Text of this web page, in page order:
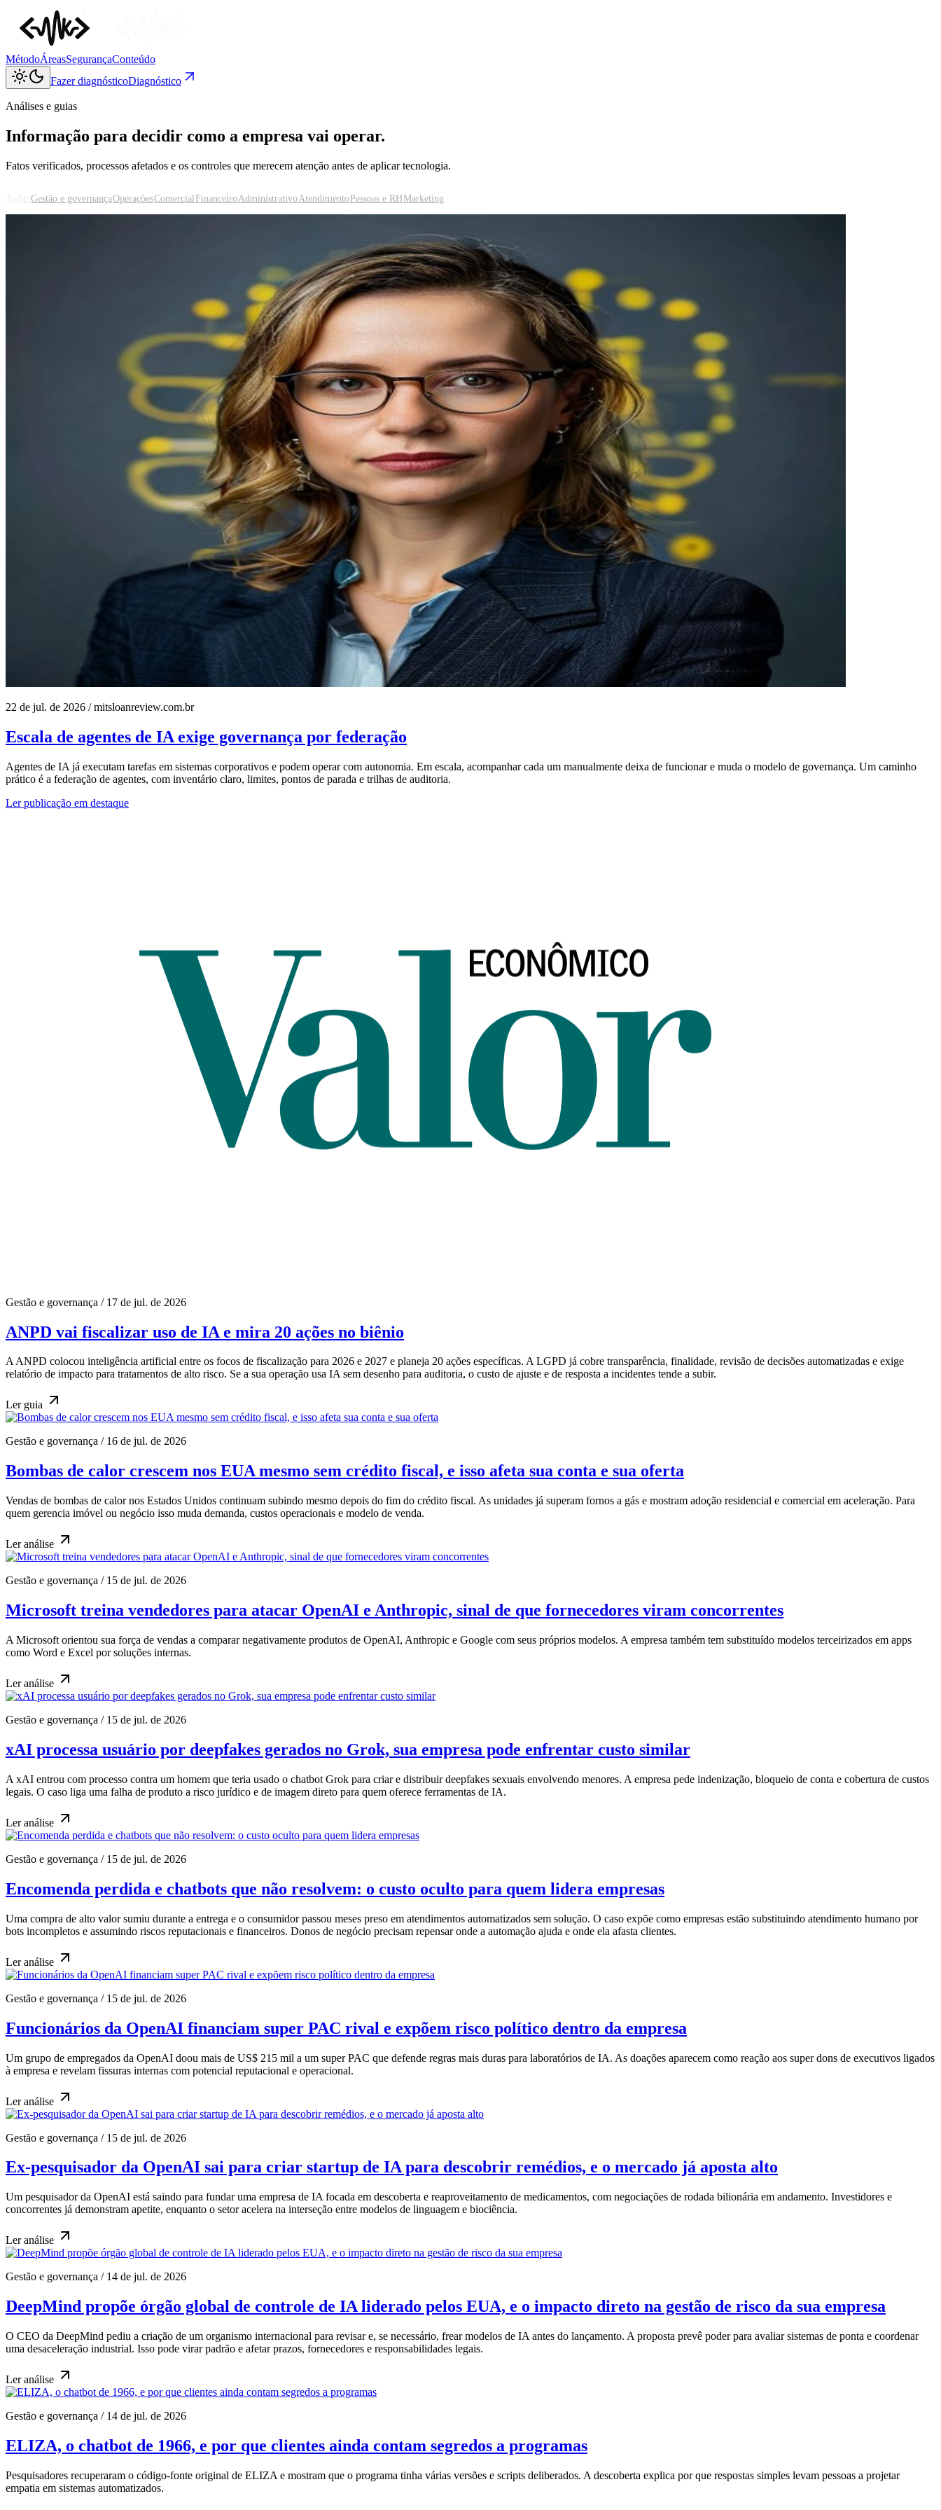
MétodoÁreasSegurançaConteúdo
Fazer diagnósticoDiagnóstico
Análises e guias
Informação para decidir como a empresa vai operar.
Fatos verificados, processos afetados e os controles que merecem atenção antes de aplicar tecnologia.
Gestão e governançaOperaçõesComercial FinanceiroAdministrativoAtendimentoPessoas e RHMarketing
22 de jul. de 2026 / mitsloanreview.com.br
Escala de agentes de IA exige governança por federação
Agentes de IA já executam tarefas em sistemas corporativos e podem operar com autonomia. Em escala, acompanhar cada um manualmente deixa de funcionar e muda o modelo de governança. Um caminho
prático é a federação de agentes, com inventário claro, limites, pontos de parada e trilhas de auditoria.
Ler publicação em destaque
Gestão e governança / 17 de jul. de 2026
ANPD vai fiscalizar uso de IA e mira 20 ações no biênio
A ANPD colocou inteligência artificial entre os focos de fiscalização para 2026 e 2027 e planeja 20 ações específicas. A LGPD já cobre transparência, finalidade, revisão de decisões automatizadas e exige
relatório de impacto para tratamentos de alto risco. Se a sua operação usa IA sem desenho para auditoria, o custo de ajuste e de resposta a incidentes tende a subir.
Ler guia
Gestão e governança / 16 de jul. de 2026
Bombas de calor crescem nos EUA mesmo sem crédito fiscal, e isso afeta sua conta e sua oferta
Vendas de bombas de calor nos Estados Unidos continuam subindo mesmo depois do fim do crédito fiscal. As unidades já superam fornos a gás e mostram adoção residencial e comercial em aceleração. Para
quem gerencia imóvel ou negócio isso muda demanda, custos operacionais e modelo de venda.
Leranálise
Gestão e governança / 15 de jul. de 2026
Microsoft treina vendedores para atacar OpenAI e Anthropic, sinal de que fornecedores viram concorrentes
A Microsoft orientou sua força de vendas a comparar negativamente produtos de OpenAI, Anthropic e Google com seus próprios modelos. A empresa também tem substituído modelos terceirizados em apps
como Word e Excel por soluções internas.
Leranálise
Gestão e governança / 15 de jul. de 2026
xAI processa usuário por deepfakes gerados no Grok, sua empresa pode enfrentar custo similar
A xAI entrou com processo contra um homem que teria usado o chatbot Grok para criar e distribuir deepfakes sexuais envolvendo menores. A empresa pede indenização, bloqueio de conta e cobertura de custos
legais. O caso liga uma falha de produto a risco jurídico e de imagem direto para quem oferece ferramentas de IA.
Leranálise
Gestão e governança / 15 de jul. de 2026
Encomenda perdida e chatbots que não resolvem: o custo oculto para quem lidera empresas
Uma compra de alto valor sumiu durante a entrega e o consumidor passou meses preso em atendimentos automatizados sem solução. O caso expõe como empresas estão substituindo atendimento humano por
bots incompletos e assumindo riscos reputacionais e financeiros. Donos de negócio precisam repensar onde a automação ajuda e onde ela afasta clientes.
Leranálise
Gestão e governança / 15 de jul. de 2026
Funcionários da OpenAI financiam super PAC rival e expõem risco político dentro da empresa
Um grupo de empregados da OpenAI doou mais de US$ 215 mil a um super PAC que defende regras mais duras para laboratórios de IA. As doações aparecem como reação aos super dons de executivos ligados
à empresa e revelam fissuras internas com potencial reputacional e operacional.
Leranálise
Gestão e governança / 15 de jul. de 2026
Ex-pesquisador da OpenAI sai para criar startup de IA para descobrir remédios, e o mercado já aposta alto
Um pesquisador da OpenAI está saindo para fundar uma empresa de IA focada em descoberta e reaproveitamento de medicamentos, com negociações de rodada bilionária em andamento. Investidores e
concorrentes já demonstram apetite, enquanto o setor acelera na interseção entre modelos de linguagem e biociência.
Leranálise
Gestão e governança / 14 de jul. de 2026
DeepMind propõe órgão global de controle de IA liderado pelos EUA, e o impacto direto na gestão de risco da sua empresa
O CEO da DeepMind pediu a criação de um organismo internacional para revisar e, se necessário, frear modelos de IA antes do lançamento. A proposta prevê poder para avaliar sistemas de ponta e coordenar
uma desaceleração industrial. Isso pode virar padrão e afetar prazos, fornecedores e responsabilidades legais.
Leranálise
Gestão e governança / 14 de jul. de 2026
ELIZA, o chatbot de 1966, e por que clientes ainda contam segredos a programas
Pesquisadores recuperaram o código-fonte original de ELIZA e mostram que o programa tinha várias versões e scripts deliberados. A descoberta explica por que respostas simples levam pessoas a projetar
empatia em sistemas automatizados.